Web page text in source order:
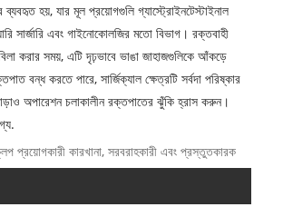
ব্যবহৃত হয়, যার মূল প্রয়োগগুলি গ্যাস্ট্রোইনটেস্টাইনাল
সার্জারি এবং গাইনোকোলজির মতো বিভাগ। রক্তবাহী
করার সময়, এটি দৃঢ়ভাবে ভাঙা জাহাজগুলিকে আঁকড়ে
বন্ধ করতে পারে, সার্জিক্যাল ক্ষেত্রটি সর্বদা পরিষ্কার
অপারেশন চলাকালীন রক্তপাতের ঝুঁকি হ্রাস করুন।
প্রয়োগকারী কারখানা, সরবরাহকারী এবং প্রস্তুতকারক